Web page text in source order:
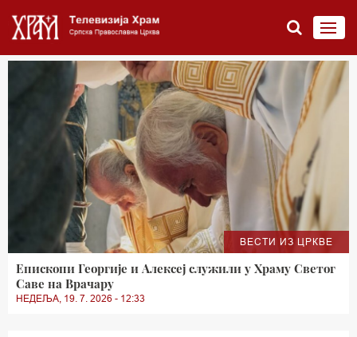
ВЕСТИ ИЗ ЦРКВЕ
Епископи Георгије и Алексеј служили у Храму Светог
Саве на Врачару
НЕДЕЉА, 19. 7. 2026 - 12:33